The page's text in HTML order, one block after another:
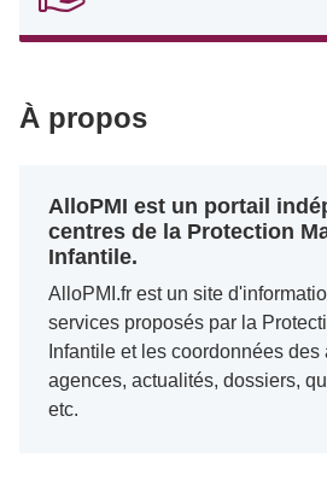
À propos
AlloPMI est un portail
centres de la Protection
Infantile.
AlloPMI.fr est un site
services proposés par la
Infantile et les coordonnées
agences, actualités, dossiers,
etc.